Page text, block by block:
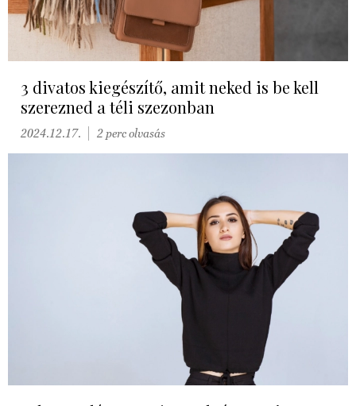
3 divatos kiegészítő, amit neked is be kell
szerezned a téli szezonban
2024.12.17. 2 perc olvasás